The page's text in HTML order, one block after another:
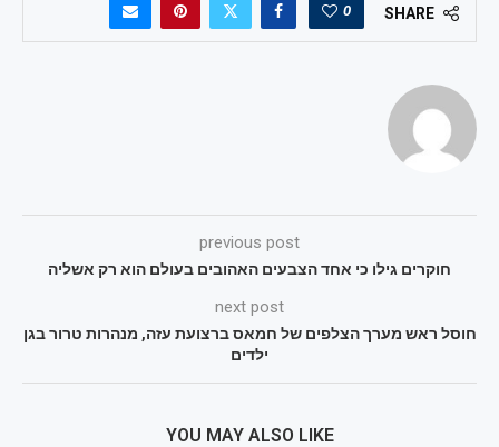
SHARE
0
previous post
חוקרים גילו כי אחד הצבעים האהובים בעולם הוא רק אשליה
next post
חוסל ראש מערך הצלפים של חמאס ברצועת עזה, מנהרות טרור בגן
ילדים
YOU MAY ALSO LIKE